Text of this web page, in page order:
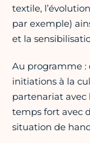
textile,
par exemple)
et la
Au programme :
initiations à la
partenariat avec
temps fort avec
situation de